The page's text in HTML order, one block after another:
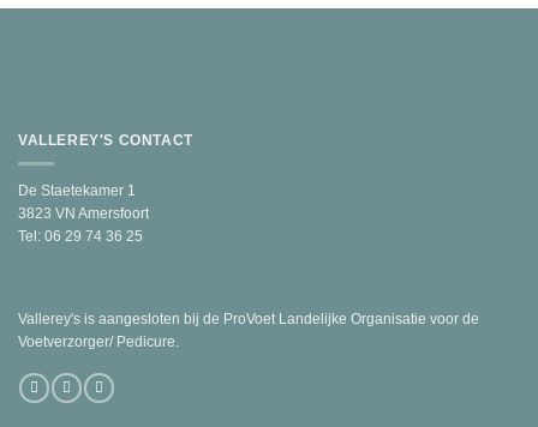
VALLEREY'S CONTACT
De Staetekamer 1
3823 VN Amersfoort
Tel: 06 29 74 36 25
Vallerey's is aangesloten bij de ProVoet Landelijke Organisatie voor de
Voetverzorger/ Pedicure.